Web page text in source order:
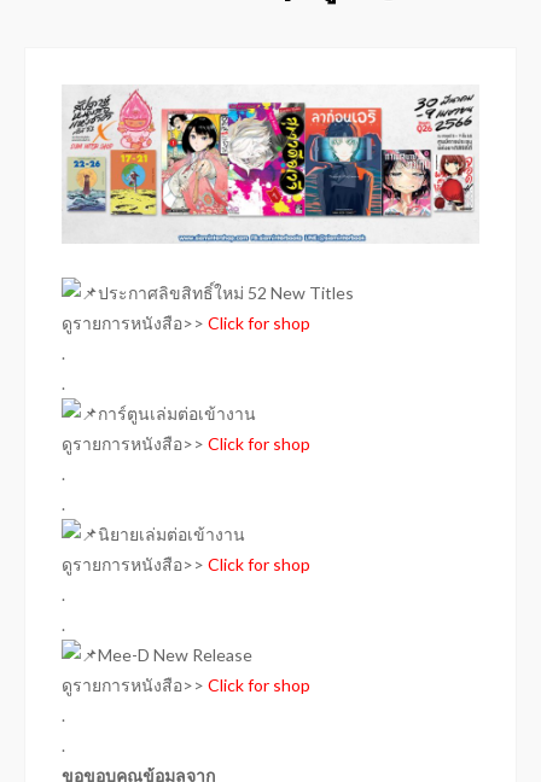
ประกาศลิขสิทธิ์ใหม่ 52 New Titles
ดูรายการหนังสือ>> Click for shop
.
.
การ์ตูนเล่มต่อเข้างาน
ดูรายการหนังสือ>> Click for shop
.
.
นิยายเล่มต่อเข้างาน
ดูรายการหนังสือ>> Click for shop
.
.
Mee-D New Release
ดูรายการหนังสือ>> Click for shop
.
.
ขอขอบคุณข้อมูลจาก